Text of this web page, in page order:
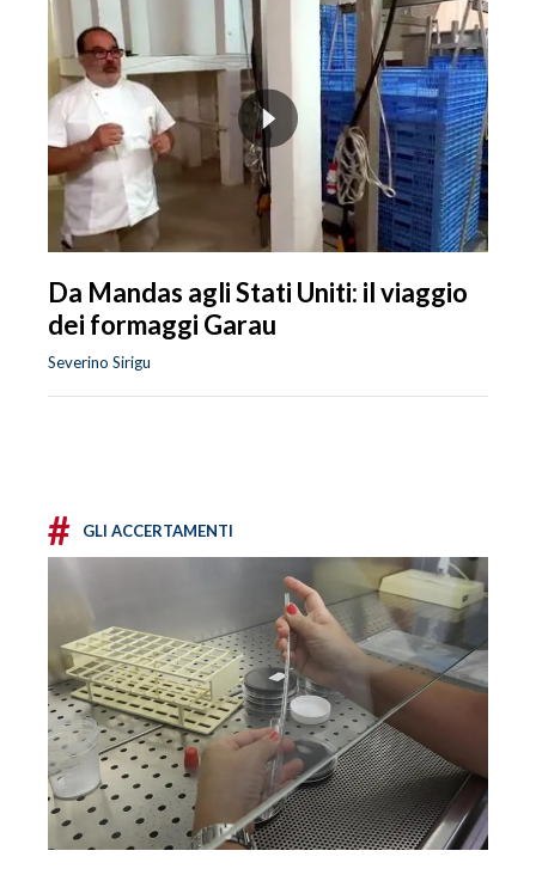
Da Mandas agli Stati Uniti: il viaggio
dei formaggi Garau
Severino Sirigu
# GLI ACCERTAMENTI